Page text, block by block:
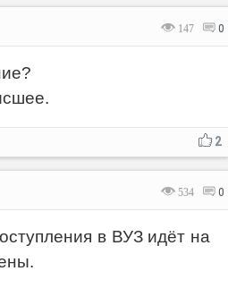
147 0
2
534 0
в ВУЗ идёт на